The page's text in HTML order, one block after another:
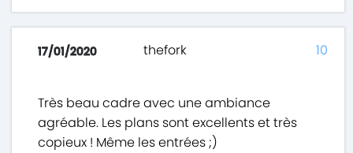
17/01/2020 thefork
Très beau cadre avec une ambiance
agréable. Les plans sont excellents et très
copieux ! Même les entrées ;)
10